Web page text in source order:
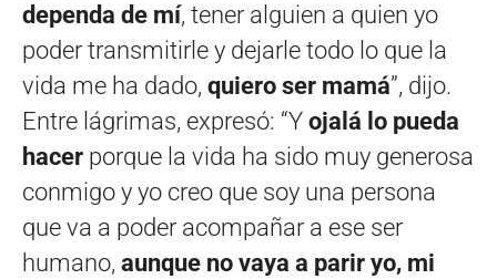
dependa de mí, tener alguien a quien yo
poder transmitirle y dejarle todo lo que la
vida me ha dado, quiero ser mamá”, dijo.
Entre lágrimas, expresó: “Y ojalá lo pueda
hacer porque la vida ha sido muy generosa
conmigo y yo creo que soy una persona
que va a poder acompañar a ese ser
humano, aunque no vaya a parir yo, mi